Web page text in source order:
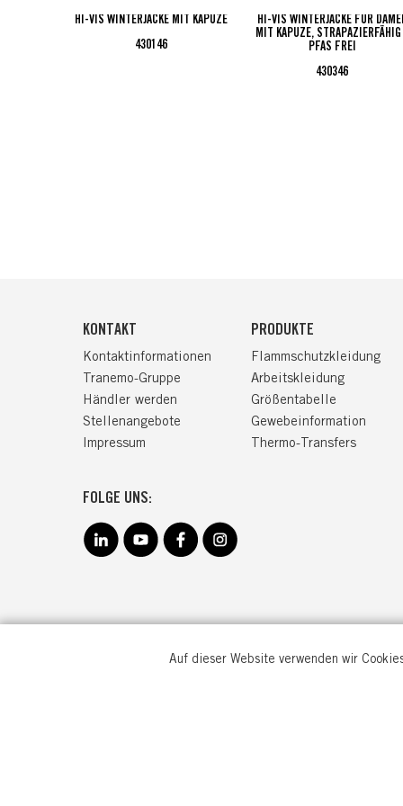
HI-VIS WINTERJACKE MIT KAPUZE
430146
HI-VIS WINTERJACKE FÜR
MIT KAPUZE,
PFAS FREI
430346
KONTAKT
Kontaktinformationen
Tranemo-Gruppe
Händler werden
Stellenangebote
Impressum
FOLGE UNS:
PRODUKTE
Flammschutzkleidung
Arbeitskleidung
Größentabelle
Gewebeinformation
Thermo-Transfers
Auf dieser Website verwenden wir